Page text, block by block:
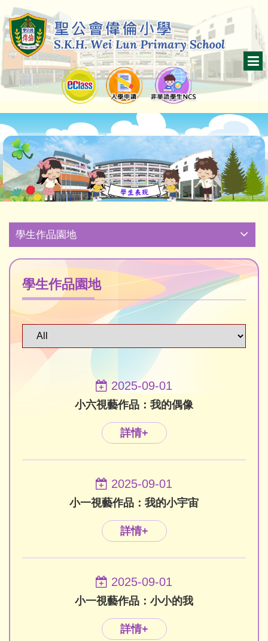
學生作品園地
學生作品園地
2025-09-01
小六視藝作品：我的偶像
詳情+
2025-09-01
小一視藝作品：我的小宇宙
詳情+
2025-09-01
小一視藝作品：小小的我
詳情+